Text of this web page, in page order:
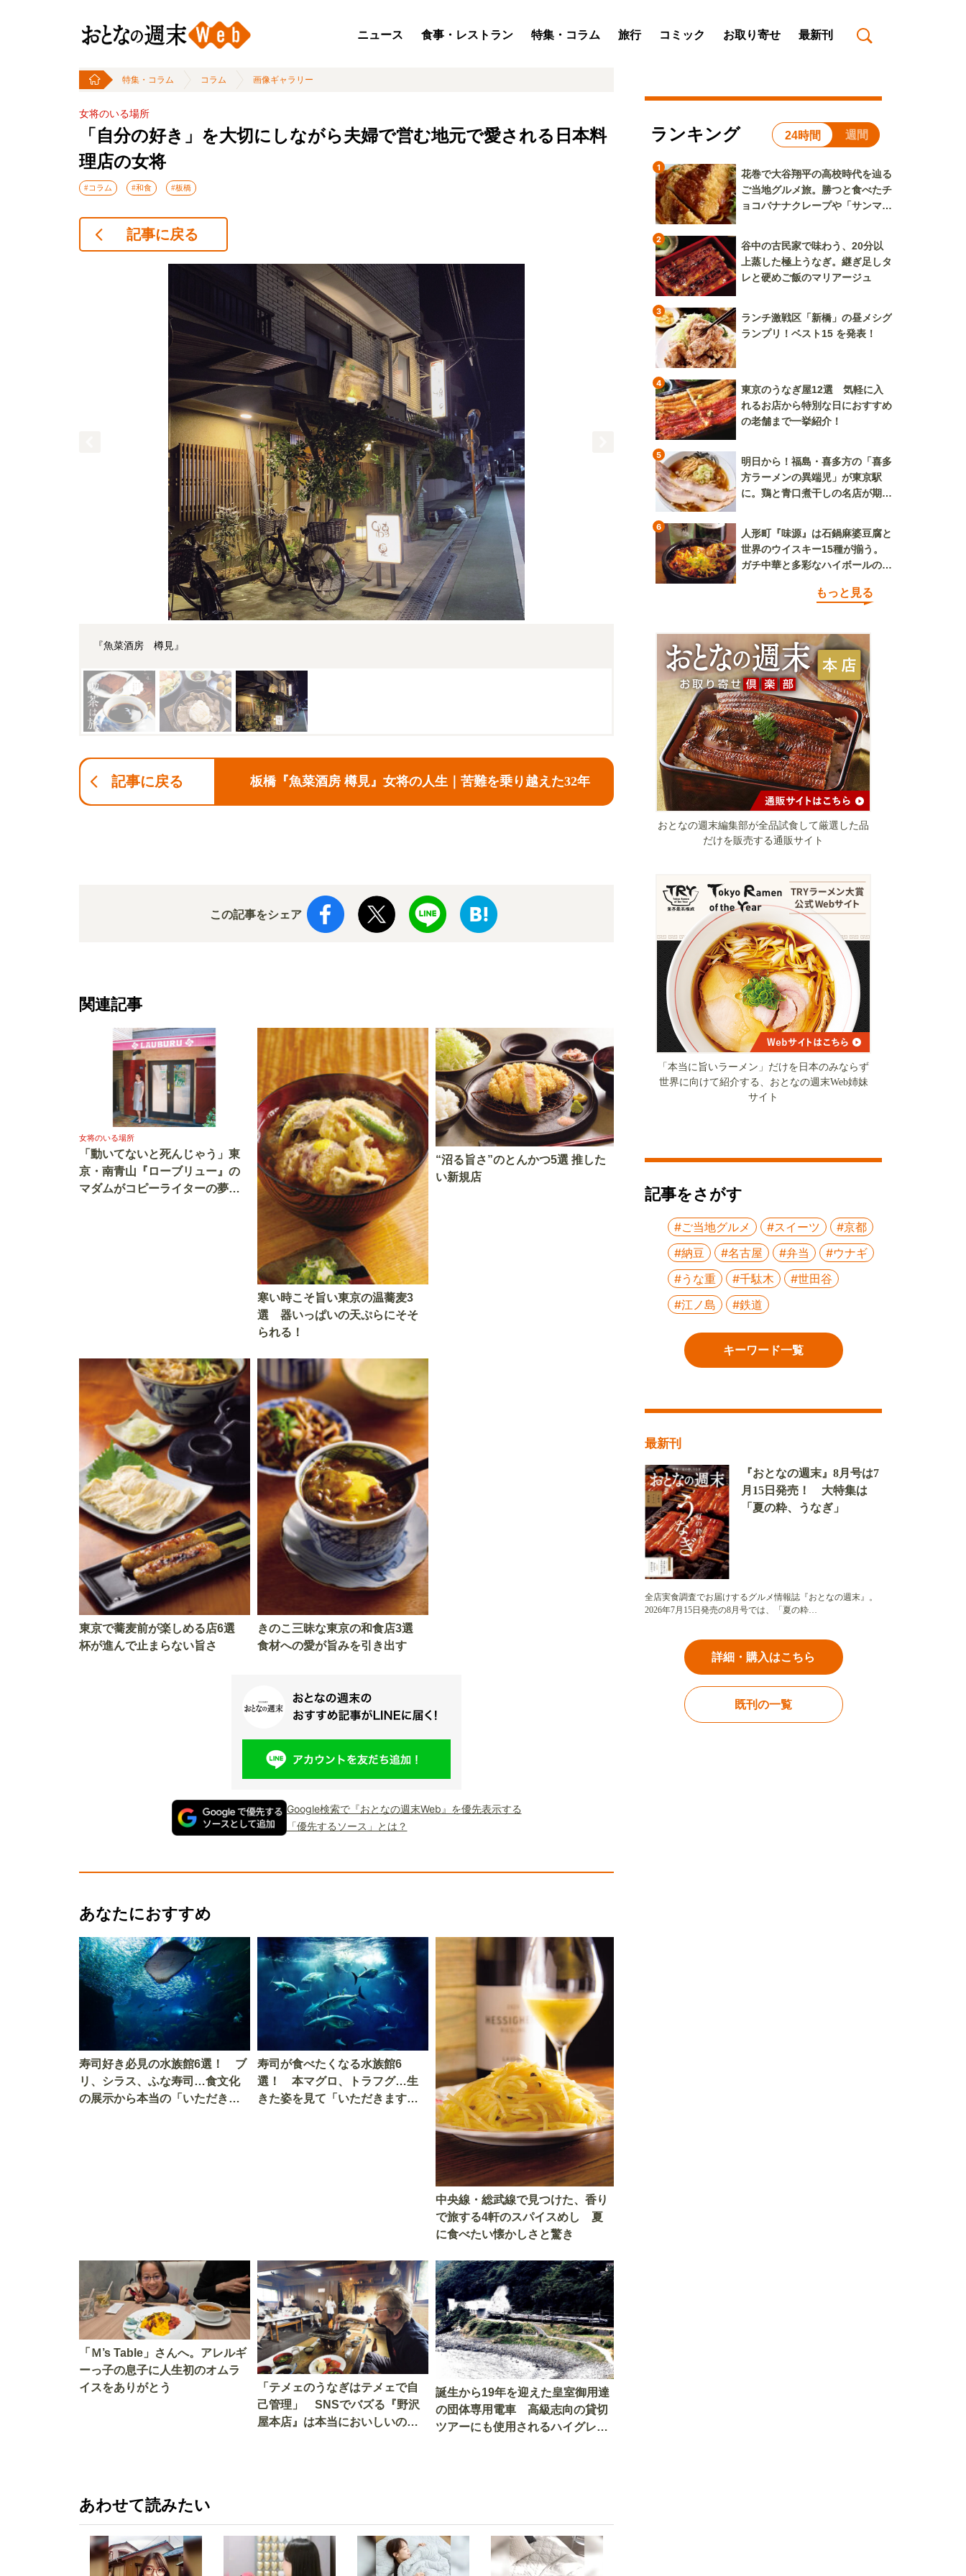
ニュース 食事・レストラン 特集・コラム 旅行 コミック お取り寄せ 最新刊
特集・コラム コラム 画像ギャラリー
女将のいる場所
「自分の好き」を大切にしながら夫婦で営む地元で愛される日本料
理店の女将
#コラム #和食 #板橋
記事に戻る
『魚菜酒房 樽見』
記事に戻る 板橋『魚菜酒房 樽見』女将の人生｜苦難を乗り越えた32年
この記事をシェア
関連記事
女将のいる場所
「動いてないと死んじゃう」東
京・南青山『ローブリュー』の
マダムがコピーライターの夢か
寒い時こそ旨い東京の温蕎麦3
選 器いっぱいの天ぷらにそそ
られる！
“沼る旨さ”のとんかつ5選 推した
い新規店
東京で蕎麦前が楽しめる店6選
杯が進んで止まらない旨さ
きのこ三昧な東京の和食店3選
食材への愛が旨みを引き出す
Google検索で『おとなの週末Web』を優先表示する
「優先するソース」とは？
あなたにおすすめ
寿司好き必見の水族館6選！ ブ
リ、シラス、ふな寿司…食文化
の展示から本当の「いただきま
寿司が食べたくなる水族館6
選！ 本マグロ、トラフグ…生
きた姿を見て「いただきます」
中央線・総武線で見つけた、香り
で旅する4軒のスパイスめし 夏
に食べたい懐かしさと驚き
「Ｍ’s Table」さんへ。アレルギ
ーっ子の息子に人生初のオムラ
イスをありがとう
「テメェのうなぎはテメェで自
己管理」 SNSでバズる『野沢
屋本店』は本当においしいの
誕生から19年を迎えた皇室御用達
の団体専用電車 高級志向の貸切
ツアーにも使用されるハイグレー
あわせて読みたい
ランキング 24時間 週間
1
花巻で大谷翔平の高校時代を辿る
ご当地グルメ旅。勝つと食べたチ
ョコバナナクレープや「サンマー
2
谷中の古民家で味わう、20分以
上蒸した極上うなぎ。継ぎ足しタ
レと硬めご飯のマリアージュ
3
ランチ激戦区「新橋」の昼メシグ
ランプリ！ベスト15 を発表！
4
東京のうなぎ屋12選 気軽に入
れるお店から特別な日におすすめ
の老舗まで一挙紹介！
5
明日から！福島・喜多方の「喜多
方ラーメンの異端児」が東京駅
に。鶏と青口煮干しの名店が期間
6
人形町『味源』は石鍋麻婆豆腐と
世界のウイスキー15種が揃う。
ガチ中華と多彩なハイボールの組
もっと見る
おとなの週末編集部が全品試食して厳選した品
だけを販売する通販サイト
「本当に旨いラーメン」だけを日本のみならず
世界に向けて紹介する、おとなの週末Web姉妹
サイト
記事をさがす
#ご当地グルメ #スイーツ
#京都
#納豆
#名古屋 #弁当
#ウナギ
#うな重
#千駄木
#世田谷
#江ノ島
#鉄道
キーワード一覧
最新刊
『おとなの週末』8月号は7
月15日発売！ 大特集は
「夏の粋、うなぎ」
全店実食調査でお届けするグルメ情報誌『おとなの週末』。
2026年7月15日発売の8月号では、「夏の粋…
詳細・購入はこちら
既刊の一覧